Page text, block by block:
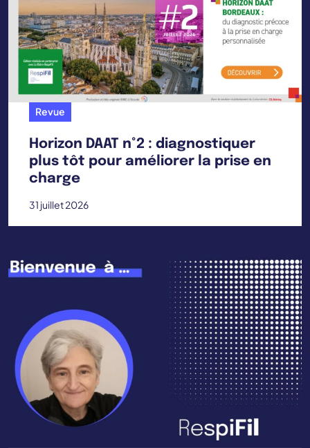
Revue
Horizon DAAT n°2 : diagnostiquer
plus tôt pour améliorer la prise en
charge
31 juillet 2026